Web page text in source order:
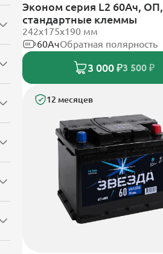
Эконом серия L2 60Ач, ОП,
стандартные клеммы
242х175х190 мм
60АчОбратная полярность
3 000 ₽3 500 ₽
12 месяцев